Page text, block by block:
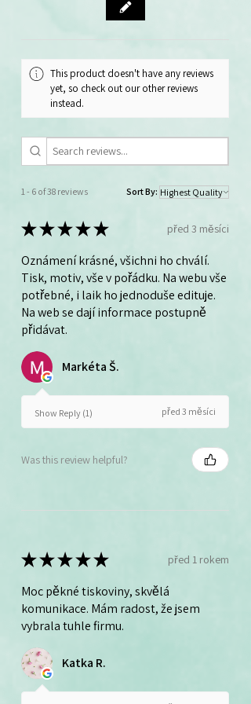
This product doesn't have any reviews
yet, so check out our other reviews
instead.
1 - 6 of 38 reviews Sort By:
★★★★★ před 3 měsíci
Oznámení krásné, všichni ho chválí.
Tisk, motiv, vše v pořádku. Na webu vše
potřebné, i laik ho jednoduše edituje.
Na web se dají informace postupně
přidávat.
Markéta Š.
Show Reply (1) před 3 měsíci
Was this review helpful?
★★★★★ před 1 rokem
Moc pěkné tiskoviny, skvělá
komunikace. Mám radost, že jsem
vybrala tuhle firmu.
Katka R.